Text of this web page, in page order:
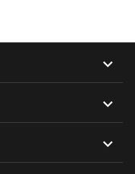


